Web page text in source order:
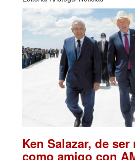
Ken Salazar, de
como amigo con